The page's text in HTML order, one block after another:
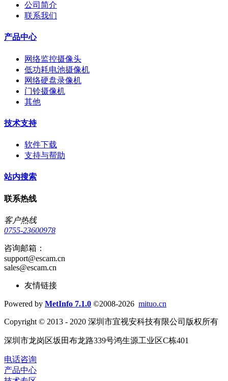
公司简介
联系我们
产品中心
网络监控摄像头
低功耗电池摄像机
网络硬盘录像机
门铃摄像机
其他
技术支持
软件下载
支持与帮助
站内搜索
联系热线
客户热线
0755-23600978
咨询邮箱：
support@escam.cn
sales@escam.cn
友情链接
Powered by MetInfo 7.1.0 ©2008-2026 mituo.cn
Copyright © 2013 - 2020 深圳市宜视安科技有限公司版权所有
深圳市龙岗区坂田布龙路339号鸿生源工业区C栋401
电话咨询
产品中心